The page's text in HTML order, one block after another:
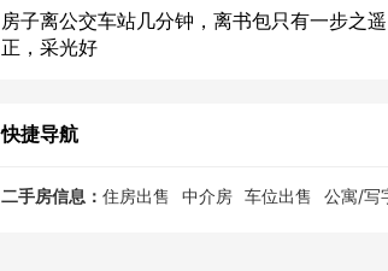
房子离公交车站几分钟，离书包只有一步之
正，采光好
快捷导航
二手房信息： 住房出售 中介房 车位出售 公寓/写